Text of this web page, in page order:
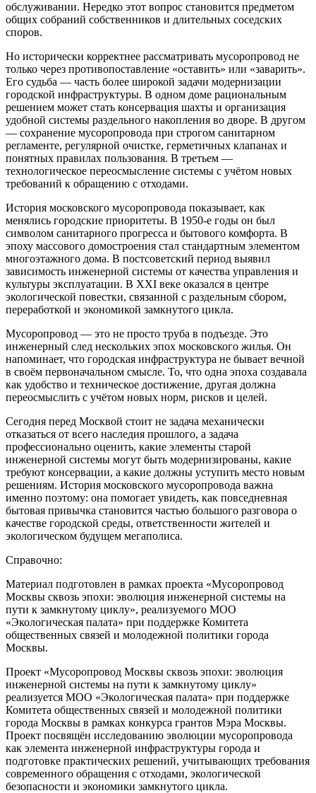
обслуживании. Нередко этот вопрос становится предметом
общих собраний собственников и длительных соседских
споров.
Но исторически корректнее рассматривать мусоропровод не
только через противопоставление «оставить» или «заварить».
Его судьба — часть более широкой задачи модернизации
городской инфраструктуры. В одном доме рациональным
решением может стать консервация шахты и организация
удобной системы раздельного накопления во дворе. В другом
— сохранение мусоропровода при строгом санитарном
регламенте, регулярной очистке, герметичных клапанах и
понятных правилах пользования. В третьем —
технологическое переосмысление системы с учётом новых
требований к обращению с отходами.
История московского мусоропровода показывает, как
менялись городские приоритеты. В 1950-е годы он был
символом санитарного прогресса и бытового комфорта. В
эпоху массового домостроения стал стандартным элементом
многоэтажного дома. В постсоветский период выявил
зависимость инженерной системы от качества управления и
культуры эксплуатации. В XXI веке оказался в центре
экологической повестки, связанной с раздельным сбором,
переработкой и экономикой замкнутого цикла.
Мусоропровод — это не просто труба в подъезде. Это
инженерный след нескольких эпох московского жилья. Он
напоминает, что городская инфраструктура не бывает вечной
в своём первоначальном смысле. То, что одна эпоха создавала
как удобство и техническое достижение, другая должна
переосмыслить с учётом новых норм, рисков и целей.
Сегодня перед Москвой стоит не задача механически
отказаться от всего наследия прошлого, а задача
профессионально оценить, какие элементы старой
инженерной системы могут быть модернизированы, какие
требуют консервации, а какие должны уступить место новым
решениям. История московского мусоропровода важна
именно поэтому: она помогает увидеть, как повседневная
бытовая привычка становится частью большого разговора о
качестве городской среды, ответственности жителей и
экологическом будущем мегаполиса.
Справочно:
Материал подготовлен в рамках проекта «Мусоропровод
Москвы сквозь эпохи: эволюция инженерной системы на
пути к замкнутому циклу», реализуемого МОО
«Экологическая палата» при поддержке Комитета
общественных связей и молодежной политики города
Москвы.
Проект «Мусоропровод Москвы сквозь эпохи: эволюция
инженерной системы на пути к замкнутому циклу»
реализуется МОО «Экологическая палата» при поддержке
Комитета общественных связей и молодежной политики
города Москвы в рамках конкурса грантов Мэра Москвы.
Проект посвящён исследованию эволюции мусоропровода
как элемента инженерной инфраструктуры города и
подготовке практических решений, учитывающих требования
современного обращения с отходами, экологической
безопасности и экономики замкнутого цикла.